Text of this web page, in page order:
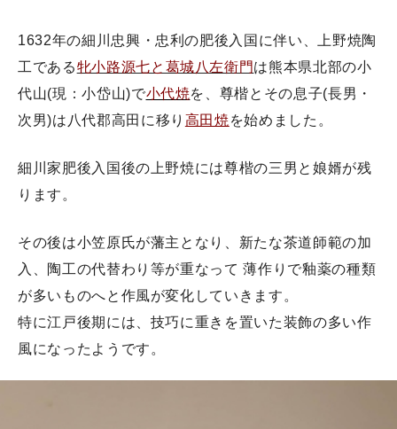
1632年の細川忠興・忠利の肥後入国に伴い、上野焼陶
工である牝小路源七と葛城八左衛門は熊本県北部の小
代山(現：小岱山)で小代焼を、尊楷とその息子(長男・
次男)は八代郡高田に移り 高田焼を始めました。
細川家肥後入国後の上野焼には尊楷の三男と娘婿が残
ります。
その後は小笠原氏が藩主となり、新たな茶道師範の加
入、陶工の代替わり等が重なって 薄作りで釉薬の種類
が多いものへと作風が変化していきます。
特に江戸後期には、技巧に重きを置いた装飾の多い作
風になったようです。